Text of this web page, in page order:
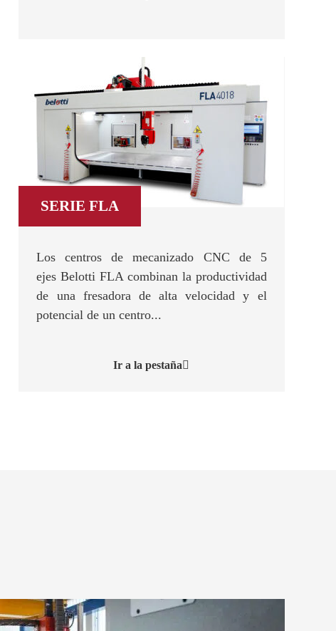
SERIE FLA
Los centros de mecanizado CNC de 5
ejes Belotti FLA combinan la productividad
de una fresadora de alta velocidad y el
potencial de un centro...
Ir a la pestaña